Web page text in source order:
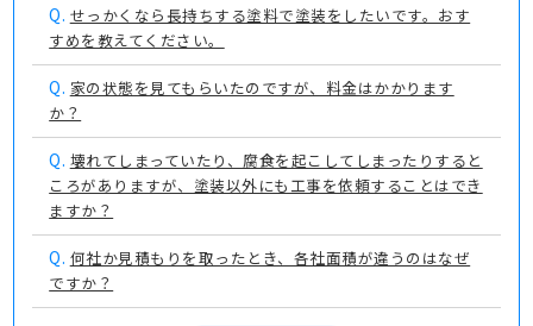
Q. せっかくなら長持ちする塗料で塗装をしたいです。おす
すめを教えてください。
Q. 家の状態を見てもらいたのですが、料金はかかります
か？
Q. 壊れてしまっていたり、腐食を起こしてしまったりすると
ころがありますが、塗装以外にも工事を依頼することはでき
ますか？
Q. 何社か見積もりを取ったとき、各社面積が違うのはなぜ
ですか？